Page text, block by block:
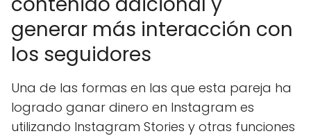
generar más interacción con
los seguidores
Una de las formas en las que esta pareja ha
logrado ganar dinero en Instagram es
utilizando Instagram Stories y otras funciones